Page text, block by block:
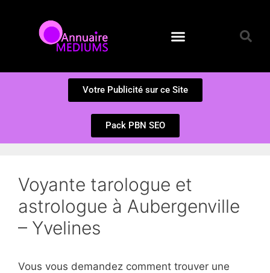
Votre Publicité sur ce Site
Pack PBN SEO
Voyante tarologue et
astrologue à Aubergenville
– Yvelines
Vous vous demandez comment trouver une